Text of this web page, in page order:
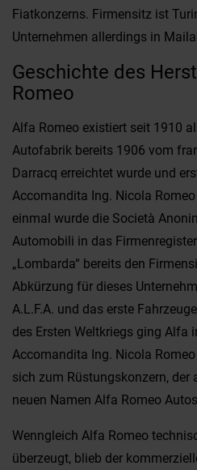
Fiatkonzerns. Firmensitz ist
Unternehmen allerdings in
Geschichte des
Romeo
Alfa Romeo existiert seit 1910
Autofabrik bereits 1906 vom
Darracq erreichtet wurde und
Accomandita Ing. Nicola
einmal wurde die Società
Automobili in das
„Lombarda“ bereits den
Abkürzung für dieses
A.L.F.A. und das erste
des Ersten Weltkriegs ging Alfa
Accomandita Ing. Nicola
sich zum Rüstungskonzern, der
neuen Namen Alfa Romeo
Wenngleich Alfa Romeo
überzeugt, blieb der